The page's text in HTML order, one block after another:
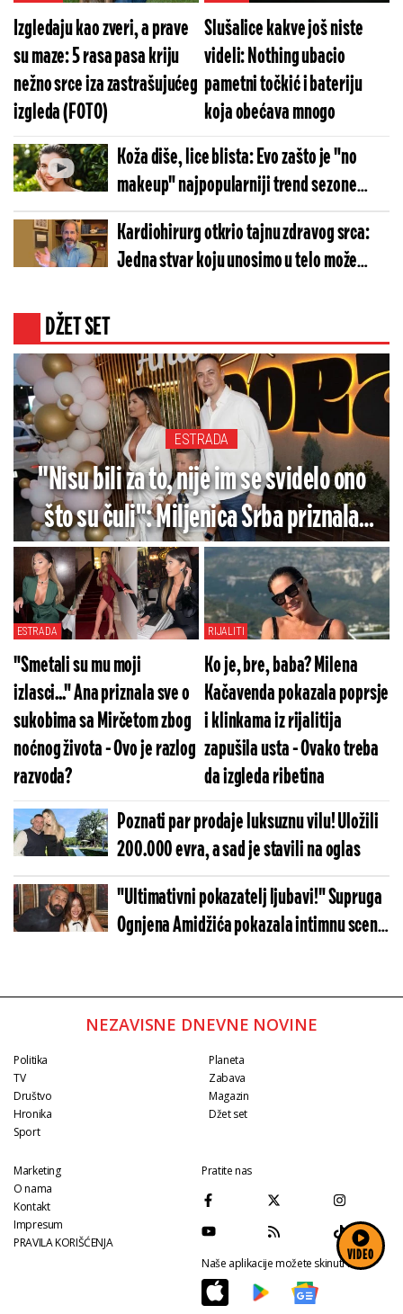
VIDEO
Izgledaju kao zveri, a prave
su maze: 5 rasa pasa kriju
nežno srce iza zastrašujućeg
izgleda (FOTO)
Slušalice kakve još niste
videli: Nothing ubacio
pametni točkić i bateriju
koja obećava mnogo
Koža diše, lice blista: Evo zašto je "no
makeup" najpopularniji trend sezone
(VIDEO)
Kardiohirurg otkrio tajnu zdravog srca:
Jedna stvar koju unosimo u telo može
DŽET SET
ESTRADA
"Nisu bili za to, nije im se svidelo ono
što su čuli": Miljenica Srba priznala
čega se najviše plašila tokom razvoda
od pevača
ESTRADA
"Smetali su mu moji
izlasci..." Ana priznala sve o
sukobima sa Mirčetom zbog
noćnog života - Ovo je razlog
razvoda?
RIJALITI
Ko je, bre, baba? Milena
Kačavenda pokazala poprsje
i klinkama iz rijalitija
zapušila usta - Ovako treba
da izgleda ribetina
Poznati par prodaje luksuznu vilu! Uložili
200.000 evra, a sad je stavili na oglas
"Ultimativni pokazatelj ljubavi!" Supruga
Ognjena Amidžića pokazala intimnu scenu
NEZAVISNE DNEVNE NOVINE
Politika
TV
Društvo
Hronika
Sport
Planeta
Zabava
Magazin
Džet set
Marketing
O nama
Kontakt
Impresum
PRAVILA KORIŠĆENJA
Pratite nas
Naše aplikacije možete skinuti na: